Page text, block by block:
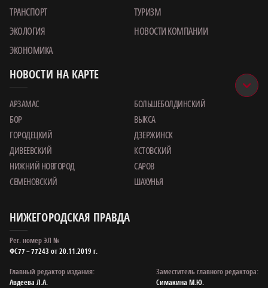
ТРАНСПОРТ
ТУРИЗМ
ЭКОЛОГИЯ
НОВОСТИ КОМПАНИИ
ЭКОНОМИКА
НОВОСТИ НА КАРТЕ
АРЗАМАС
БОЛЬШЕБОЛДИНСКИЙ
БОР
ВЫКСА
ГОРОДЕЦКИЙ
ДЗЕРЖИНСК
ДИВЕЕВСКИЙ
КСТОВСКИЙ
НИЖНИЙ НОВГОРОД
САРОВ
СЕМЕНОВСКИЙ
ШАХУНЬЯ
НИЖЕГОРОДСКАЯ ПРАВДА
Рег. номер ЭЛ №
ФС77 – 77243 от 20.11.2019 г.
Главный редактор издания:
Авдеева Л.А.
Заместитель главного редактора:
Симакина М.Ю.